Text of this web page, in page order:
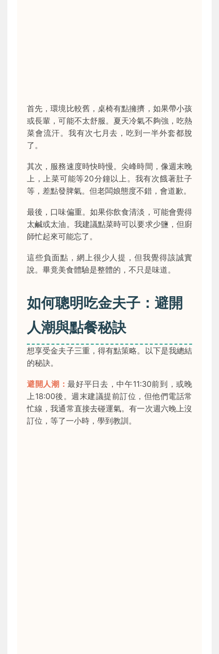
首先，環境比較舊，桌椅有點擁擠，如果帶小孩
或長輩，可能不太舒服。夏天冷氣不夠強，吃熱
菜會流汗。我有次七月去，吃到一半外套都脫
了。
其次，服務速度時快時慢。尖峰時間，像週末晚
上，上菜可能等20分鐘以上。我有次餓著肚子
等，差點發脾氣。但老闆娘態度不錯，會道歉。
最後，口味偏重。如果你飲食清淡，可能會覺得
太鹹或太油。我建議點菜時可以要求少鹽，但廚
師忙起來可能忘了。
這些負面點，網上很少人提，但我覺得該誠實
說。畢竟美食體驗是整體的，不只是味道。
如何聰明吃金夫子：避開
人潮與點餐秘訣
想享受金夫子三重，得有點策略。以下是我總結
的秘訣。
避開人潮：最好平日去，中午11:30前到，或晚
上18:00後。週末建議提前訂位，但他們電話常
忙線，我通常直接去碰運氣。有一次週六晚上沒
訂位，等了一小時，學到教訓。